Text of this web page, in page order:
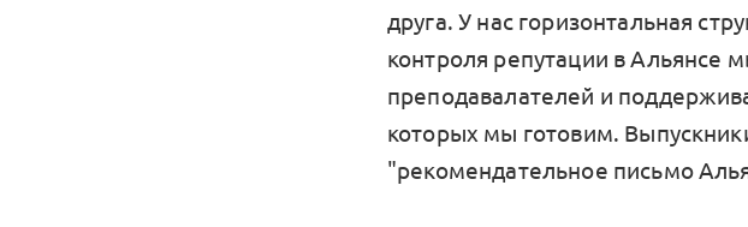
друга. У нас горизонтальная
контроля репутации в Альянсе
преподавалателей и
которых мы готовим.
"рекомендательное письмо